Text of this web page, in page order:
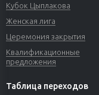
Кубок Цыплакова
Женская лига
Церемония закрытия
Квалификационные
предложения
Таблица переходов